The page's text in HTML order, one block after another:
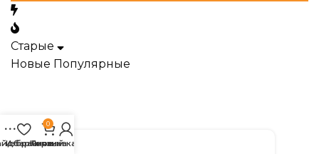
Старые
Новые Популярные
Избранное
0
Корзина
Личный кабинет